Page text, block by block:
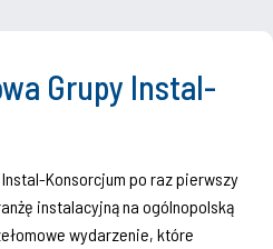
Grupy Instal-
Instal-Konsorcjum po raz pierwszy
instalacyjną na ogólnopolską
wydarzenie, które